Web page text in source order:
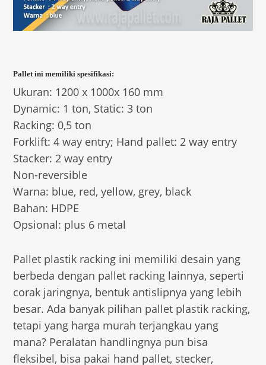
Pallet ini memiliki spesifikasi:
Ukuran: 1200 x 1000x 160 mm
Dynamic: 1 ton, Static: 3 ton
Racking: 0,5 ton
Forklift: 4 way entry; Hand pallet: 2 way entry
Stacker: 2 way entry
Non-reversible
Warna: blue, red, yellow, grey, black
Bahan: HDPE
Opsional: plus 6 metal
Pallet plastik racking ini memiliki desain yang
berbeda dengan pallet racking lainnya, seperti
corak jaringnya, bentuk antislipnya yang lebih
besar. Ada banyak pilihan pallet plastik racking,
tetapi yang harga murah terjangkau yang
mana? Peralatan handlingnya pun bisa
fleksibel, bisa pakai hand pallet, stecker,